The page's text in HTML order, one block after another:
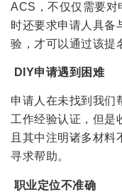
ACS，不仅仅需要对
时还要求申请人具备
验，才可以通过该提
DIY申请遇到困难
申请人在未找到我们
工作经验认证，但是
且其中注明诸多材料
寻求帮助。
职业定位不准确